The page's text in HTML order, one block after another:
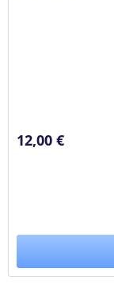
12,00 €